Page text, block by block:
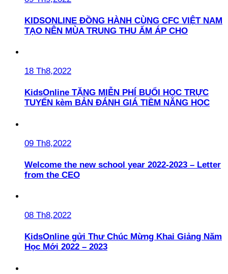
KIDSONLINE ĐỒNG HÀNH CÙNG CFC VIỆT NAM
TẠO NÊN MÙA TRUNG THU ẤM ÁP CHO
18 Th8,2022
KidsOnline TẶNG MIỄN PHÍ BUỔI HỌC TRỰC
TUYẾN kèm BẢN ĐÁNH GIÁ TIỀM NĂNG HỌC
09 Th8,2022
Welcome the new school year 2022-2023 – Letter
from the CEO
08 Th8,2022
KidsOnline gửi Thư Chúc Mừng Khai Giảng Năm
Học Mới 2022 – 2023